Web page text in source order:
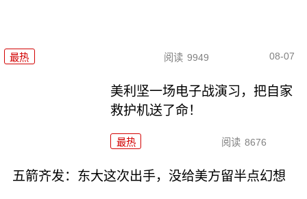
最热 阅读 9949 08-07
美利坚一场电子战演习，把自家
救护机送了命！
最热 阅读 8676
五箭齐发：东大这次出手，没给美方留半点幻想